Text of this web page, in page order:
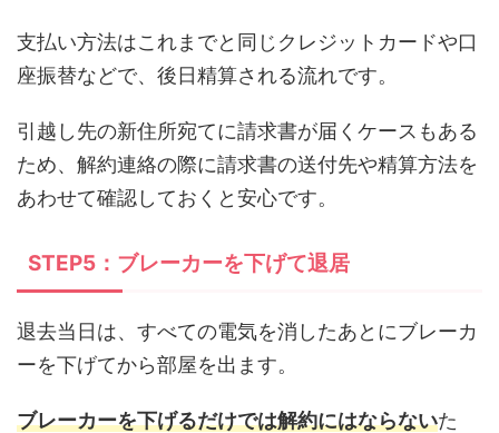
支払い方法はこれまでと同じクレジットカードや口
座振替などで、後日精算される流れです。
引越し先の新住所宛てに請求書が届くケースもある
ため、解約連絡の際に請求書の送付先や精算方法を
あわせて確認しておくと安心です。
STEP5：ブレーカーを下げて退居
退去当日は、すべての電気を消したあとにブレーカ
ーを下げてから部屋を出ます。
ブレーカーを下げるだけでは解約にはならないた